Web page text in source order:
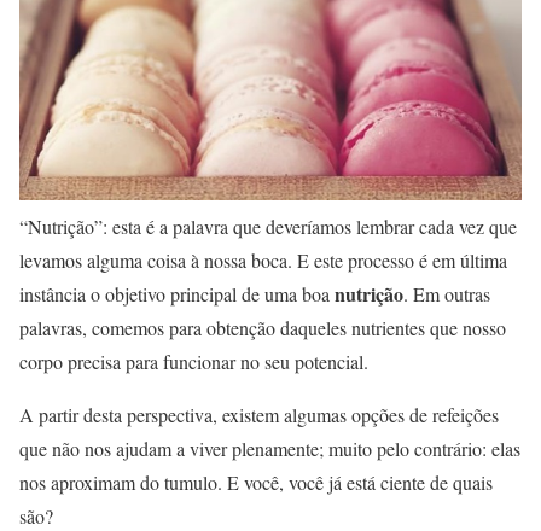
“Nutrição”: esta é a palavra que deveríamos lembrar cada vez que
levamos alguma coisa à nossa boca. E este processo é em última
instância o objetivo principal de uma boanutrição. Em outras
palavras, comemos para obtenção daqueles nutrientes que nosso
corpo precisa para funcionar no seu potencial.
A partir desta perspectiva, existem algumas opções de refeições
que não nos ajudam a viver plenamente; muito pelo contrário: elas
nos aproximam do tumulo. E você, você já está ciente de quais
são?